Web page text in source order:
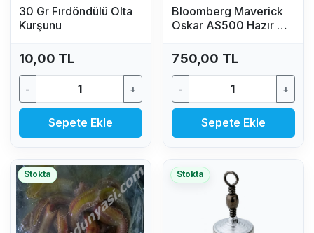
30 Gr Fırdöndülü Olta
Kurşunu
10,00 TL
- +
Sepete Ekle
Bloomberg Maverick
Oskar AS500 Hazır Av
GR)
750,00 TL
- +
Sepete Ekle
Stokta Stokta